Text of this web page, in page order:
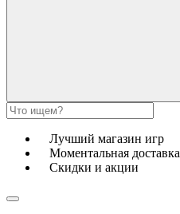
Лучший магазин игр
Моментальная доставка
Скидки и акции